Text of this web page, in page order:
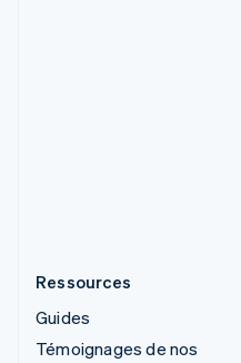
Ressources
Guides
Témoignages de nos